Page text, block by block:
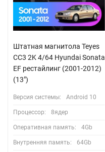
Штатная магнитола Teyes
CC3 2K 4/64 Hyundai Sonata
EF рестайлинг (2001-2012)
(13")
Версия системы: Android 10
Процессор: 8ядер
Оперативная память: 4Gb
Внутренняя память: 64Gb